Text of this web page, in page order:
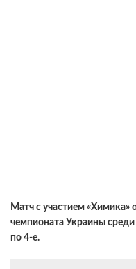
Матч с участием «Химика»
чемпионата Украины
по 4-е.